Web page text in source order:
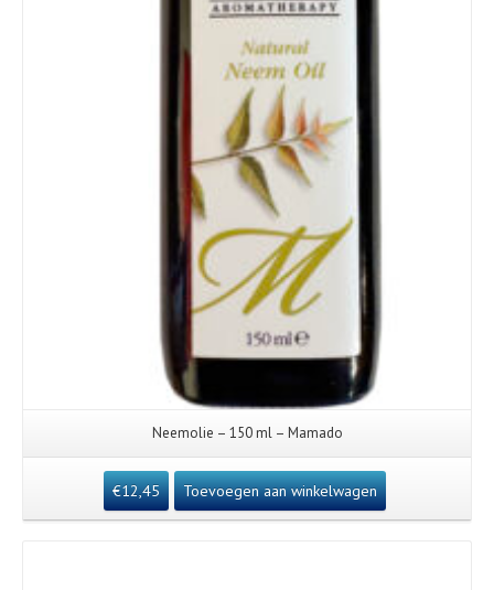
Neemolie – 150 ml – Mamado
€12,45 Toevoegen aan winkelwagen